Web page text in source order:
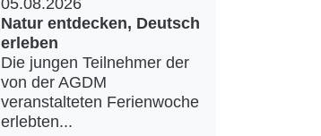
05.08.2026
Natur entdecken, Deutsch
erleben
Die jungen Teilnehmer der
von der AGDM
veranstalteten Ferienwoche
erlebten...